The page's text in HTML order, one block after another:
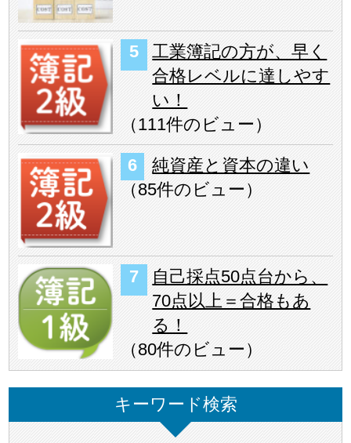
工業簿記の方が、早く
合格レベルに達しやす
い！
（111件のビュー ）
純資産と資本の違い
（85件のビュー ）
自己採点50点台から、
70点以上＝合格もあ
る！
（80件のビュー ）
キーワード検索